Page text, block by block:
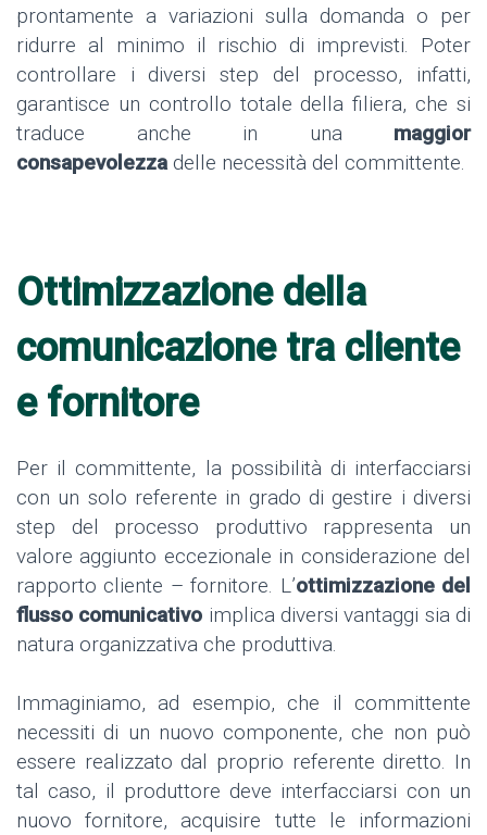
prontamente a variazioni sulla domanda o per
ridurre al minimo il rischio di imprevisti. Poter
controllare i diversi step del processo, infatti,
garantisce un controllo totale della filiera, che si
traduce anche in una maggior
consapevolezzadelle necessità del committente.
Ottimizzazione della
comunicazione tra cliente
e fornitore
Per il committente, la possibilità di interfacciarsi
con un solo referente in grado di gestire i diversi
step del processo produttivo rappresenta un
valore aggiunto eccezionale in considerazione del
rapporto cliente – fornitore. L’ottimizzazione del
flusso comunicativo implica diversi vantaggi sia di
natura organizzativa che produttiva.
Immaginiamo, ad esempio, che il committente
necessiti di un nuovo componente, che non può
essere realizzato dal proprio referente diretto. In
tal caso, il produttore deve interfacciarsi con un
nuovo fornitore, acquisire tutte le informazioni